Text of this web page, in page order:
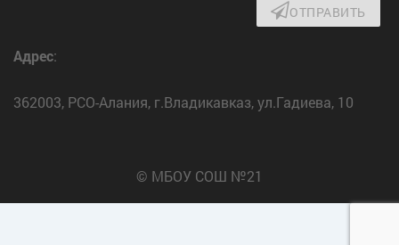
ОТПРАВИТЬ
Адрес:
362003, РСО-Алания, г.Владикавказ, ул.Гадиева, 10
© МБОУ СОШ №21